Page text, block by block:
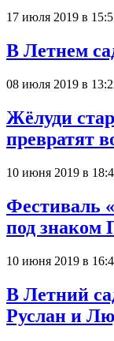
17 июля 2019 в
В Летнем
08 июля 2019 в
Жёлуди
превратят
10 июня 2019 в
Фестиваль
под знаком
10 июня 2019 в
В Летний
Руслан и